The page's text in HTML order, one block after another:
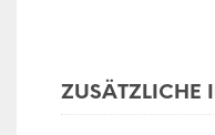
ZUSÄTZLICHE